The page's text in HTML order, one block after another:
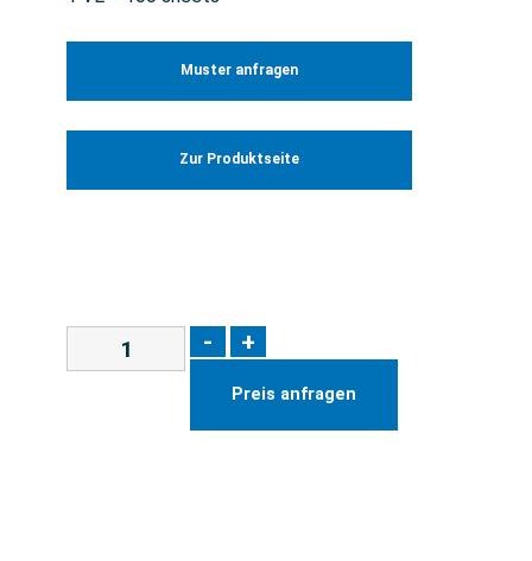
Muster anfragen
Zur Produktseite
- +
Preis anfragen